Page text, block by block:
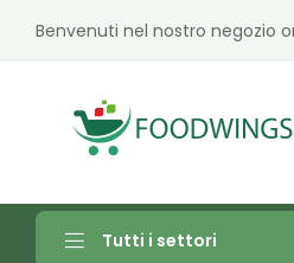
Benvenuti nel nostro negozio
Tutti i settori